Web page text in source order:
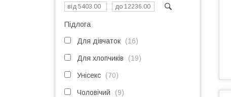
Підлога
Для дівчаток 16
Для хлопчиків 19
Унісекс 70
Чоловічий 9